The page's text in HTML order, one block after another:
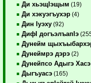
Ди хьэщIэщым (19)
Ди хэкуэгъухэр (4)
Дин Iуэху (92)
ДифI догъэлъапIэ
Дунейм
Дунеймрэ дэрэ (2)
Дунейпсо Адыгэ Хасэ
Дыгъуасэ (165)